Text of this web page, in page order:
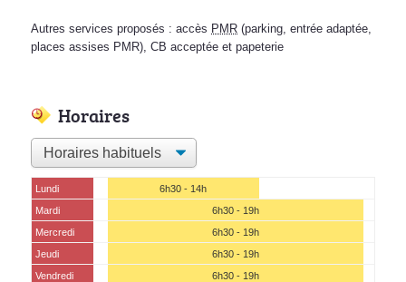
Autres services proposés : accès PMR (parking, entrée adaptée,
places assises PMR), CB acceptée et papeterie
Horaires
Lundi
6h30 - 14h
Mardi
6h30 - 19h
Mercredi
6h30 - 19h
Jeudi
6h30 - 19h
Vendredi
6h30 - 19h